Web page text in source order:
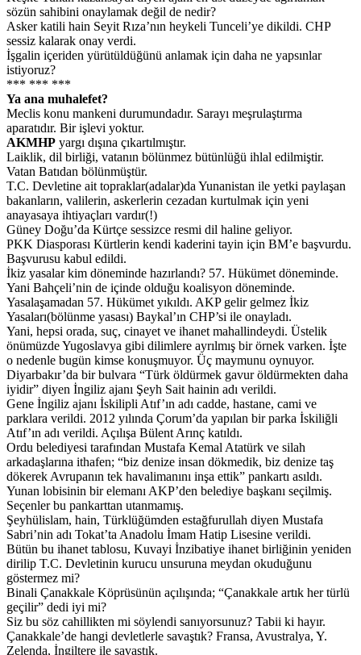
sözün sahibini onaylamak değil de nedir?
Asker katili hain Seyit Rıza’nın heykeli Tunceli’ye dikildi. CHP
sessiz kalarak onay verdi.
İşgalin içeriden yürütüldüğünü anlamak için daha ne yapsınlar
istiyoruz?
*** *** ***
Ya ana muhalefet?
Meclis konu mankeni durumundadır. Sarayı meşrulaştırma
aparatıdır. Bir işlevi yoktur.
AKMHP yargı dışına çıkartılmıştır.
Laiklik, dil birliği, vatanın bölünmez bütünlüğü ihlal edilmiştir.
Vatan Batıdan bölünmüştür.
T.C. Devletine ait topraklar(adalar)da Yunanistan ile yetki paylaşan
bakanların, valilerin, askerlerin cezadan kurtulmak için yeni
anayasaya ihtiyaçları vardır(!)
Güney Doğu’da Kürtçe sessizce resmi dil haline geliyor.
PKK Diasporası Kürtlerin kendi kaderini tayin için BM’e başvurdu.
Başvurusu kabul edildi.
İkiz yasalar kim döneminde hazırlandı? 57. Hükümet döneminde.
Yani Bahçeli’nin de içinde olduğu koalisyon döneminde.
Yasalaşamadan 57. Hükümet yıkıldı. AKP gelir gelmez İkiz
Yasaları(bölünme yasası) Baykal’ın CHP’si ile onayladı.
Yani, hepsi orada, suç, cinayet ve ihanet mahallindeydi. Üstelik
önümüzde Yugoslavya gibi dilimlere ayrılmış bir örnek varken. İşte
o nedenle bugün kimse konuşmuyor. Üç maymunu oynuyor.
Diyarbakır’da bir bulvara “Türk öldürmek gavur öldürmekten daha
iyidir” diyen İngiliz ajanı Şeyh Sait hainin adı verildi.
Gene İngiliz ajanı İskilipli Atıf’ın adı cadde, hastane, cami ve
parklara verildi. 2012 yılında Çorum’da yapılan bir parka İskiliğli
Atıf’ın adı verildi. Açılışa Bülent Arınç katıldı.
Ordu belediyesi tarafından Mustafa Kemal Atatürk ve silah
arkadaşlarına ithafen; “biz denize insan dökmedik, biz denize taş
dökerek Avrupanın tek havalimanını inşa ettik” pankartı asıldı.
Yunan lobisinin bir elemanı AKP’den belediye başkanı seçilmiş.
Seçenler bu pankarttan utanmamış.
Şeyhülislam, hain, Türklüğümden estağfurullah diyen Mustafa
Sabri’nin adı Tokat’ta Anadolu İmam Hatip Lisesine verildi.
Bütün bu ihanet tablosu, Kuvayi İnzibatiye ihanet birliğinin yeniden
dirilip T.C. Devletinin kurucu unsuruna meydan okuduğunu
göstermez mi?
Binali Çanakkale Köprüsünün açılışında; “Çanakkale artık her türlü
geçilir” dedi iyi mi?
Siz bu söz cahillikten mi söylendi sanıyorsunuz? Tabii ki hayır.
Çanakkale’de hangi devletlerle savaştık? Fransa, Avustralya, Y.
Zelenda, İngiltere ile savaştık.